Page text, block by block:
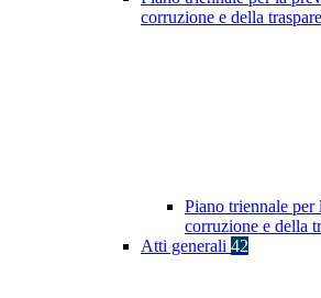
corruzione e della
Piano triennale per
corruzione e della
Atti generali 42